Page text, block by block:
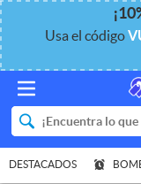
¡
Usa el código
DESTACADOS